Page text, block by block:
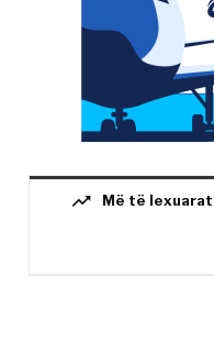
trending_up Më të lexuarat